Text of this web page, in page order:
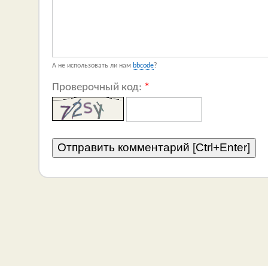
А не использовать ли нам bbcode?
Проверочный код: *